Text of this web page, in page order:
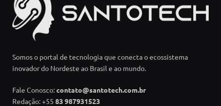
Somos o portal de tecnologia que conecta o ecossistema
inovador do Nordeste ao Brasil e ao mundo.
Fale Conosco:contato@santotech.com.br
Redação: +55 83 987931523